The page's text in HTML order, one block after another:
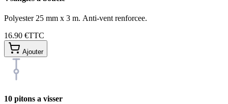
Polyester 25 mm x 3 m. Anti-vent renforcee.
16.90 €TTC
Ajouter
10 pitons a visser